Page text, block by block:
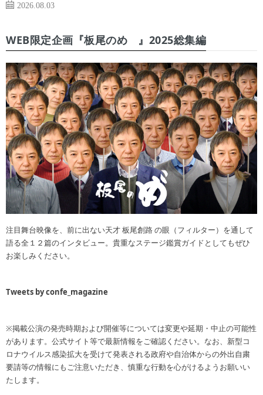
2026.08.03
WEB限定企画『板尾のめ゙』2025総集編
注目舞台映像を、前に出ない天才 板尾創路 の眼（フィルター）を通して
語る全１２篇のインタビュー。貴重なステージ鑑賞ガイドとしてもぜひ
お楽しみください。
Tweets by confe_magazine
※掲載公演の発売時期および開催等については変更や延期・中止の可能性
があります。公式サイト等で最新情報をご確認ください。なお、新型コ
ロナウイルス感染拡大を受けて発表される政府や自治体からの外出自粛
要請等の情報にもご注意いただき、慎重な行動を心がけるようお願いい
たします。